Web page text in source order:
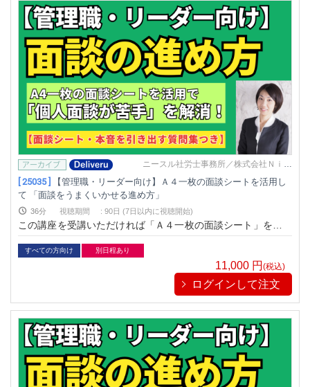
ニースル社労士事務所／株式会社Ｎｉｅ
[ 25035 ]
【管理職・リーダー向け】Ａ４一枚の面談シートを活用し
て 「面談をうまくいかせる進め方」
36分 視聴期間 : 90日 (7日以内に視聴開始)
この講座を受講いただければ「Ａ４一枚の面談シート」を使い
ながら 個人面談進めることができますので、 どなたでもうま
く進められるようになります。 面談の基本的な流れ、面談時の
声かけ、始め方から終わり方まで、 たくさんのことを分かりや
すべての方向け 別日程あり
11,000 円 (税込)
ログインして注文